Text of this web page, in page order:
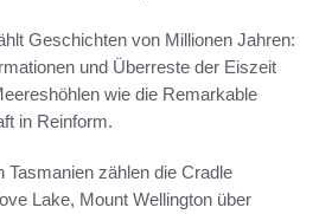
Geschichten von Millionen Jahren:
und Überreste der Eiszeit
wie die Remarkable
in Reinform.
zählen die Cradle
Lake, Mount Wellington über